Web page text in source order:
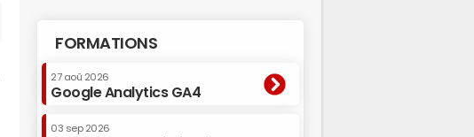
FORMATIONS
27 aoû 2026
Google Analytics GA4
03 sep 2026